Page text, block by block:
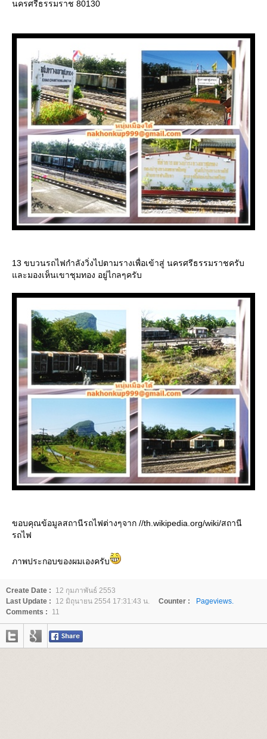
นครศรีธรรมราช 80130
13 ขบวนรถไฟกำลังวิ่งไปตามรางเพื่อเข้าสู่ นครศรีธรรมราชครับ
ละมองเห็นเขาชุมทอง อยู่ไกลๆครับ
ขอบคุณข้อมูลสถานีรถไฟต่างๆจาก //th.wikipedia.org/wiki/สถานี
รถไฟ
ภาพประกอบของผมเองครับ
Create Date :
12 กุมภาพันธ์ 2553
Last Update :
12 มิถุนายน 2554 17:31:43 น. Counter :
Pageviews.
Comments :
11